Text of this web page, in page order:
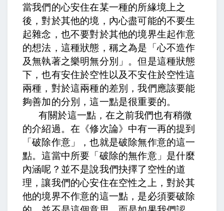
當我們的心安住在某一種的所緣境上之
後，對於其他的境，內心盡可能的不要生
起雜念，也不要對於其他的境界生起作意
的想法，這種狀態，稱之為是「心不造作
及無執著之樂明無分別」。但是這種狀態
下，也有安住於空性以及不安住於空性這
兩種，對於這兩種的差別，我們應該要能
夠善加的分別，這一點是很重要的。
有關於這一點，在之前我們也有稍微
的介紹過。在《修次論》中有一再的提到
「破除作意」，也就是破除無作意的這一
點。這當中所要「破除的無作意」是什麼
內涵呢？並不是說我們抉擇了空性的道
理，讓我們的心安住在空性之上，對於其
他的境界不作意的這一點，是必須要破除